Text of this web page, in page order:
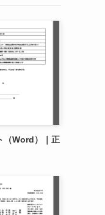
（Word）｜正